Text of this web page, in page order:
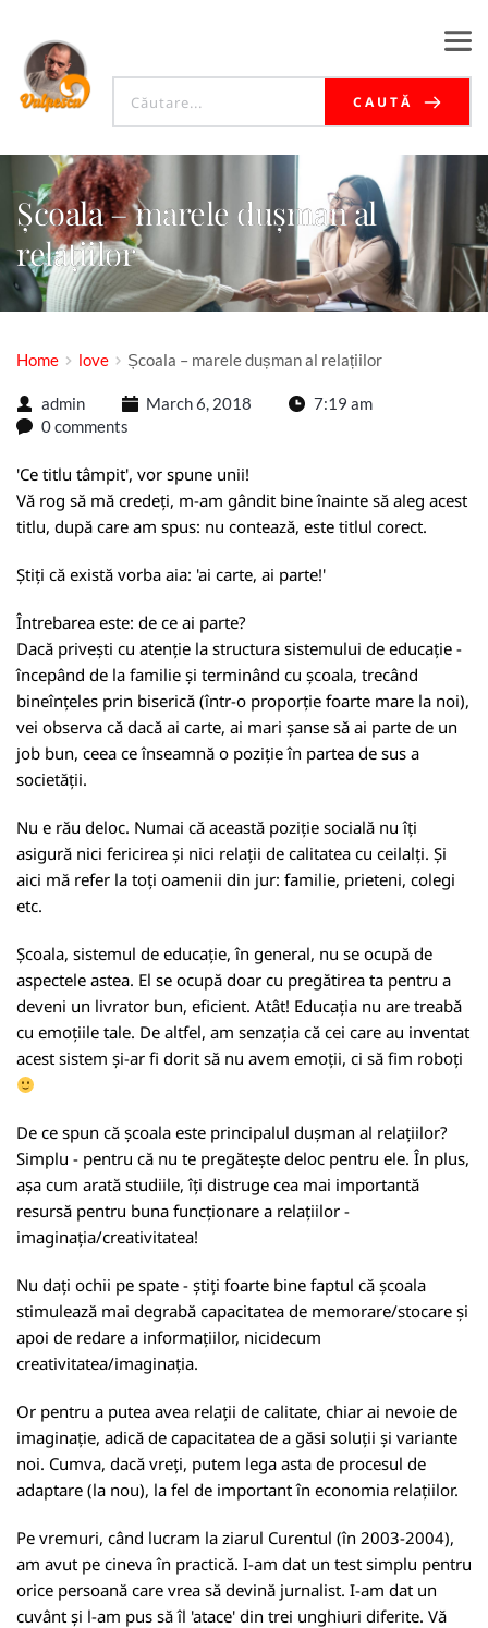
CAUTĂ
Școala – marele dușman al
relațiilor
Home love Școala – marele dușman al relațiilor
admin March 6, 2018
7:19 am
0 comments
'Ce titlu tâmpit', vor spune unii!
Vă rog să mă credeți, m-am gândit bine înainte să aleg acest
titlu, după care am spus: nu contează, este titlul corect.
Știți că există vorba aia: 'ai carte, ai parte!'
Întrebarea este: de ce ai parte?
Dacă privești cu atenție la structura sistemului de educație -
începând de la familie și terminând cu școala, trecând
bineînțeles prin biserică (într-o proporție foarte mare la noi),
vei observa că dacă ai carte, ai mari șanse să ai parte de un
job bun, ceea ce înseamnă o poziție în partea de sus a
societății.
Nu e rău deloc. Numai că această poziție socială nu îți
asigură nici fericirea și nici relații de calitatea cu ceilalți. Și
aici mă refer la toți oamenii din jur: familie, prieteni, colegi
etc.
Școala, sistemul de educație, în general, nu se ocupă de
aspectele astea. El se ocupă doar cu pregătirea ta pentru a
deveni un livrator bun, eficient. Atât! Educația nu are treabă
cu emoțiile tale. De altfel, am senzația că cei care au inventat
acest sistem și-ar fi dorit să nu avem emoții, ci să fim roboți
De ce spun că școala este principalul dușman al relațiilor?
Simplu - pentru că nu te pregătește deloc pentru ele. În plus,
așa cum arată studiile, îți distruge cea mai importantă
resursă pentru buna funcționare a relațiilor -
imaginația/creativitatea!
Nu dați ochii pe spate - știți foarte bine faptul că școala
stimulează mai degrabă capacitatea de memorare/stocare și
apoi de redare a informațiilor, nicidecum
creativitatea/imaginația.
Or pentru a putea avea relații de calitate, chiar ai nevoie de
imaginație, adică de capacitatea de a găsi soluții și variante
noi. Cumva, dacă vreți, putem lega asta de procesul de
adaptare (la nou), la fel de important în economia relațiilor.
Pe vremuri, când lucram la ziarul Curentul (în 2003-2004),
am avut pe cineva în practică. I-am dat un test simplu pentru
orice persoană care vrea să devină jurnalist. I-am dat un
cuvânt și l-am pus să îl 'atace' din trei unghiuri diferite. Vă